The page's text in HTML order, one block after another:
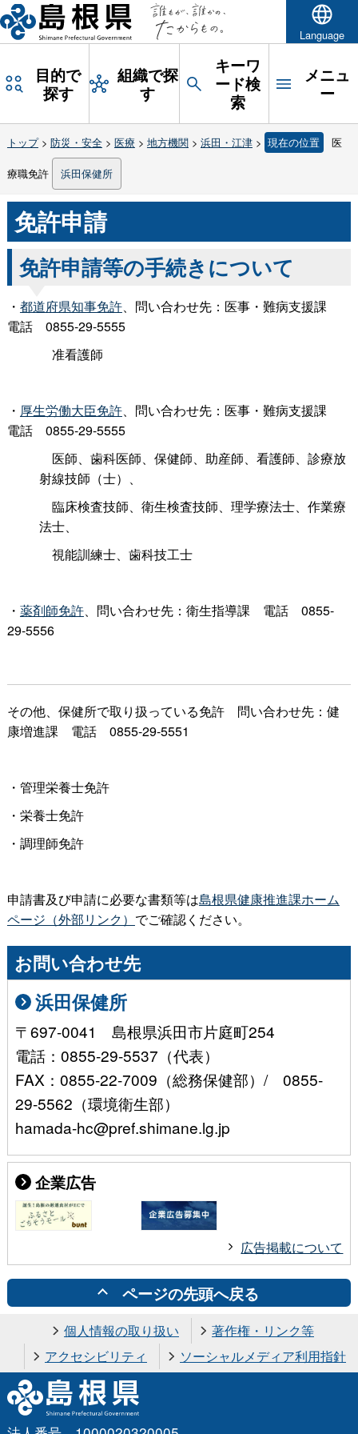
Language
目的で
探す
組織で探
す
キーワ
ード検
索
メニュ
ー
トップ> 防災・安全> 医療 > 地方機関> 浜田・江津> 現在の位置 医
療職免許 浜田保健所
免許申請
免許申請等の手続きについて
・ 都道府県知事免許、問い合わせ先：医事・難病支援課
電話 0855-29-5555
准看護師
・ 厚生労働大臣免許、問い合わせ先：医事・難病支援課
電話 0855-29-5555
医師、歯科医師、保健師、助産師、看護師、診療放
射線技師（士）、
臨床検査技師、衛生検査技師、理学療法士、作業療
法士、
視能訓練士、歯科技工士
・ 薬剤師免許、問い合わせ先：衛生指導課 電話 0855-
29-5556
その他、保健所で取り扱っている免許 問い合わせ先：健
康増進課 電話 0855-29-5551
・管理栄養士免許
・栄養士免許
・調理師免許
申請書及び申請に必要な書類等は島根県健康推進課ホーム
ページ（外部リンク） でご確認ください。
お問い合わせ先
浜田保健所
〒697-0041 島根県浜田市片庭町254
電話：0855-29-5537（代表）
FAX：0855-22-7009（総務保健部）/ 0855-
29-5562（環境衛生部）
hamada-hc@pref.shimane.lg.jp
企業広告
広告掲載について
ページの先頭へ戻る
個人情報の取り扱い
著作権・リンク等
アクセシビリティ
ソーシャルメディア利用指針